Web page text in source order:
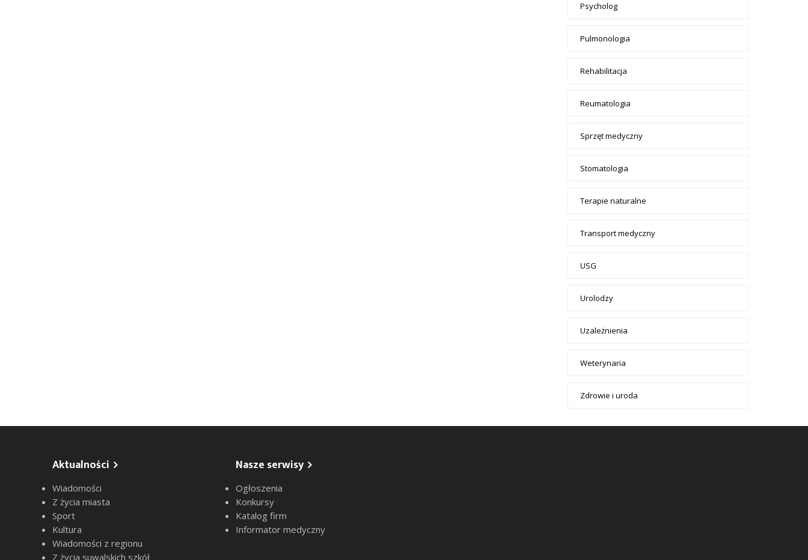
Psycholog
Pulmonologia
Rehabilitacja
Reumatologia
Sprzęt medyczny
Stomatologia
Terapie naturalne
Transport medyczny
USG
Urolodzy
Uzależnienia
Weterynaria
Zdrowie i uroda
Aktualności
Wiadomości
Z życia miasta
Sport
Kultura
Wiadomości z regionu
Z życia suwalskich szkół
Nasze serwisy
Ogłoszenia
Konkursy
Katalog firm
Informator medyczny